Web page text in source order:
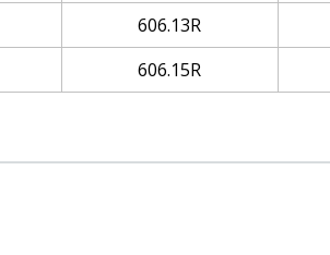
606.13R
606.15R